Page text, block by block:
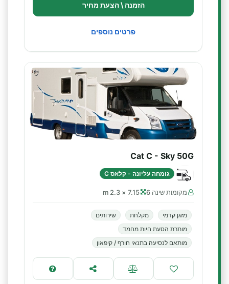
הזמנה \ הצעת מחיר
פרטים נוספים
Cat C - Sky 50G
גומחה עליונה - קלאס C
מקומות שינה 6 7.15 × 2.3 m
מזגן קדמי מקלחת
שירותים
מותרת הסעת חיות מחמד
מותאם לנסיעה בתנאי חורף / קיפאון